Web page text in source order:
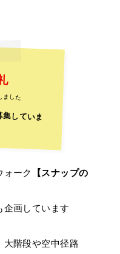
ました
していま
ォーク
【スナップの
企画しています
大階段や空中径路